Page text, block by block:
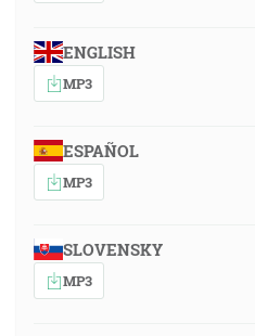
ENGLISH
MP3
ESPAÑOL
MP3
SLOVENSKY
MP3